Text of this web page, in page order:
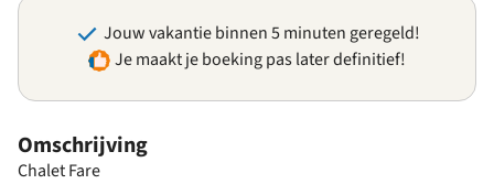
Omschrijving
Chalet Fare
Jouw vakantie binnen 5 minuten geregeld!
Je maakt je boeking pas later definitief!